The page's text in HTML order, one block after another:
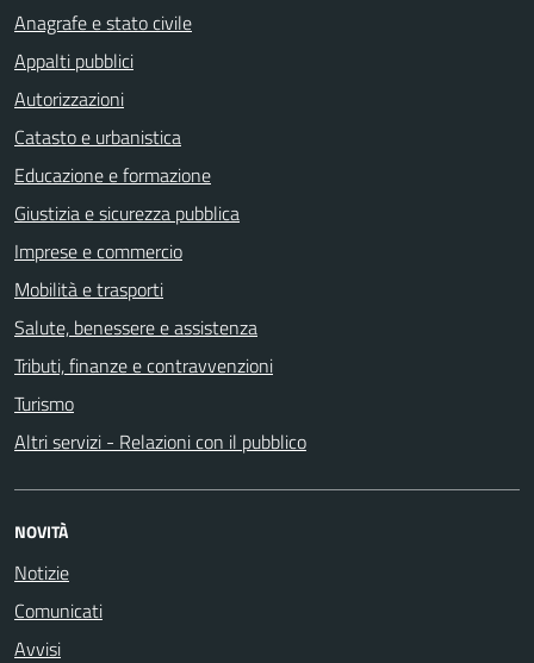
Anagrafe e stato civile
Appalti pubblici
Autorizzazioni
Catasto e urbanistica
Educazione e formazione
Giustizia e sicurezza pubblica
Imprese e commercio
Mobilità e trasporti
Salute, benessere e assistenza
Tributi, finanze e contravvenzioni
Turismo
Altri servizi - Relazioni con il pubblico
NOVITÀ
Notizie
Comunicati
Avvisi